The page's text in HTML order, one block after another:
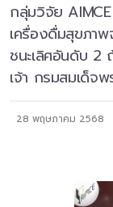
กลุ่มวิจัย
เครื่องดื่มสุขภาพ
ชนะเลิศอันดับ 2
เจ้า กรมสมเด็จ
28 พฤษภาคม 2568